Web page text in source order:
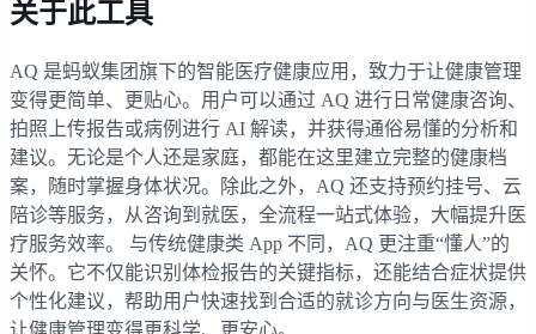
关于此工具
AQ 是蚂蚁集团旗下的智能医疗健康应用，致力于让健康管理
变得更简单、更贴心。用户可以通过 AQ 进行日常健康咨询、
拍照上传报告或病例进行 AI 解读，并获得通俗易懂的分析和
建议。无论是个人还是家庭，都能在这里建立完整的健康档
案，随时掌握身体状况。除此之外，AQ 还支持预约挂号、云
陪诊等服务，从咨询到就医，全流程一站式体验，大幅提升医
疗服务效率。 与传统健康类 App 不同，AQ 更注重“懂人”的
关怀。它不仅能识别体检报告的关键指标，还能结合症状提供
个性化建议，帮助用户快速找到合适的就诊方向与医生资源，
让健康管理变得更科学、更安心。